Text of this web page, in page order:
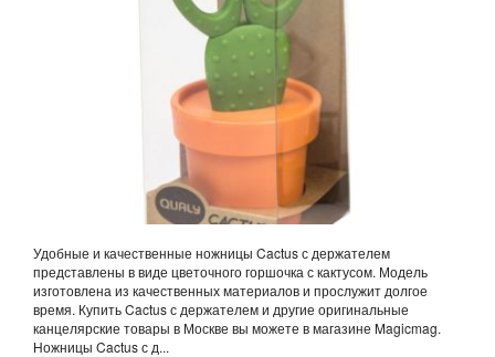
Удобные и качественные ножницы Cactus с держателем
представлены в виде цветочного горшочка с кактусом. Модель
изготовлена из качественных материалов и прослужит долгое
время. Купить Cactus с держателем и другие оригинальные
канцелярские товары в Москве вы можете в магазине Magicmag.
Ножницы Cactus с д...